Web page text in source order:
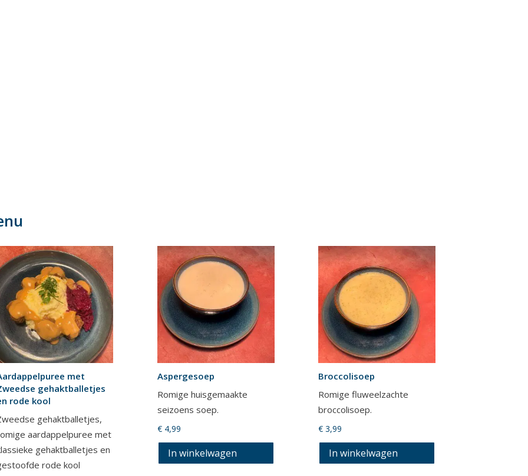
met
gehaktballetjes
rode kool
gehaktballetjes,
aardappelpuree met
gehaktballetjes en
rode kool
Aspergesoep
Romige huisgemaakte
seizoens soep.
€ 4,99
In winkelwagen
Broccolisoep
Romige fluweelzachte
broccolisoep.
€ 3,99
In winkelwagen